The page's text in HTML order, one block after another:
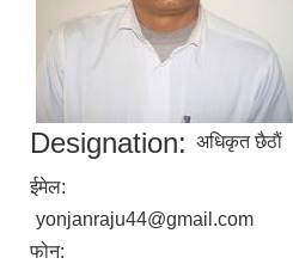
Designation: अधिकृत छैठाैं
ईमेल:
yonjanraju44@gmail.com
फोन: